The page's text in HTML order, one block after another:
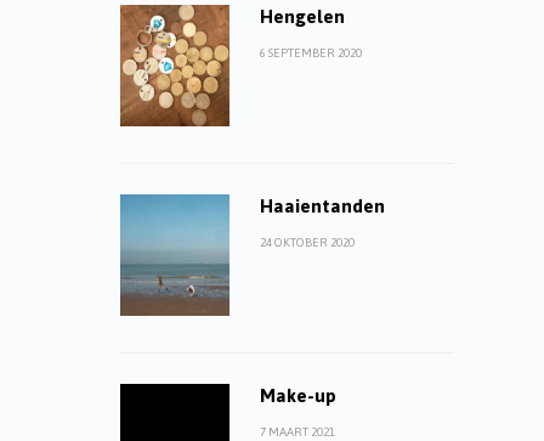
Hengelen
6 SEPTEMBER 2020
Haaientanden
24 OKTOBER 2020
Make-up
7 MAART 2021